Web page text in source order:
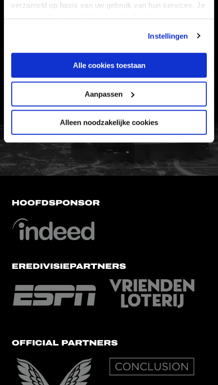
verzameld op basis van uw gebruik van hun services. Je
kan je toestemming beheren op de Cookiepagina.
Instellingen
Alle cookies toestaan
Aanpassen
Alleen noodzakelijke cookies
VEELGESTELDE VRAGEN
WERKEN BIJ
FC Utrecht<br>vanuit<br>het
HOOFDSPONSOR
EREDIVISIEPARTNERS
OFFICIAL PARTNERS